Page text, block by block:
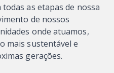
as etapas de nossa
de nossos
onde atuamos,
mais sustentável e
gerações.